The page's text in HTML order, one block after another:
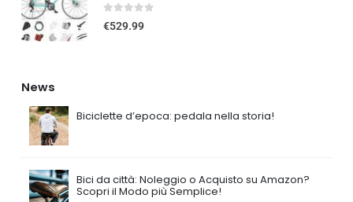
0out of 5
€529.99
News
Biciclette d’epoca: pedala nella storia!
Bici da città: Noleggio o Acquisto su Amazon?
Scopri il Modo più Semplice!